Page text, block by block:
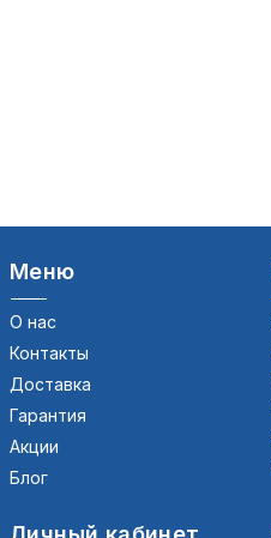
Меню
О нас
Контакты
Доставка
Гарантия
Акции
Блог